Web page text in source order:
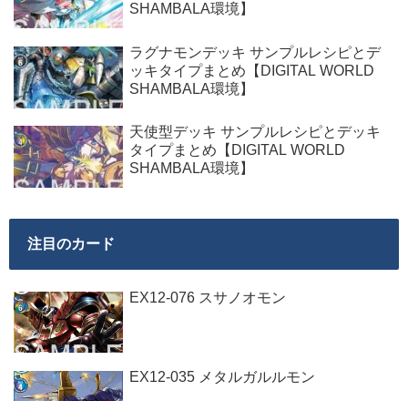
SHAMBALA環境】
ラグナモンデッキ サンプルレシピとデ
ッキタイプまとめ【DIGITAL WORLD
SHAMBALA環境】
天使型デッキ サンプルレシピとデッキ
タイプまとめ【DIGITAL WORLD
SHAMBALA環境】
注目のカード
EX12-076 スサノオモン
EX12-035 メタルガルルモン